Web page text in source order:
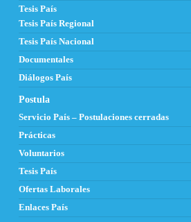
Tesis País
Tesis País Regional
Tesis País Nacional
Documentales
Diálogos País
Postula
Servicio País – Postulaciones cerradas
Prácticas
Voluntarios
Tesis País
Ofertas Laborales
Enlaces País